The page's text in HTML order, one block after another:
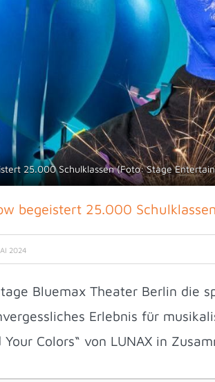
25.000 Schulklassen (Foto: Stage
begeistert 25.000 Schulklassen
2024
Bluemax Theater Berlin die
Erlebnis für
Colors“ von LUNAX in